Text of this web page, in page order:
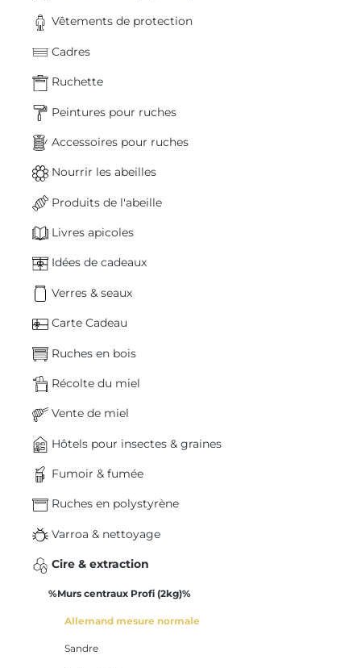
Vêtements de protection
Cadres
Ruchette
Peintures pour ruches
Accessoires pour ruches
Nourrir les abeilles
Produits de l'abeille
Livres apicoles
Idées de cadeaux
Verres & seaux
Carte Cadeau
Ruches en bois
Récolte du miel
Vente de miel
Hôtels pour insectes & graines
Fumoir & fumée
Ruches en polystyrène
Varroa & nettoyage
Cire & extraction
%Murs centraux Profi (2kg)%
Allemand mesure normale
Sandre